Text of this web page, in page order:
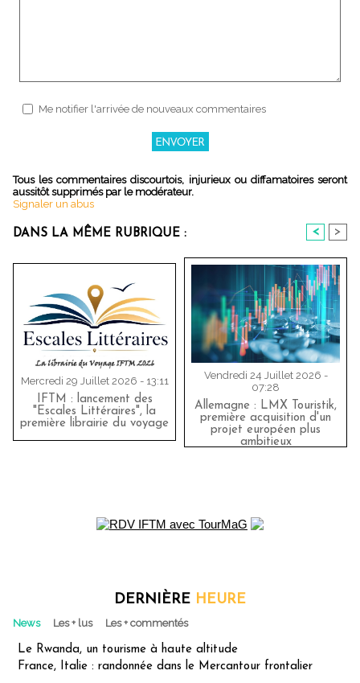
Me notifier l'arrivée de nouveaux commentaires
Tous les commentaires discourtois, injurieux ou diffamatoires seront
aussitôt supprimés par le modérateur.
Signaler un abus
DANS LA MÊME RUBRIQUE : < >
Mercredi 29 Juillet 2026 - 13:11
IFTM : lancement des
"Escales Littéraires", la
première librairie du voyage
Vendredi 24 Juillet 2026 -
07:28
Allemagne : LMX Touristik,
première acquisition d'un
projet européen plus
ambitieux
DERNIÈRE HEURE
News Les + lus Les + commentés
Le Rwanda, un tourisme à haute altitude
France, Italie : randonnée dans le Mercantour frontalier